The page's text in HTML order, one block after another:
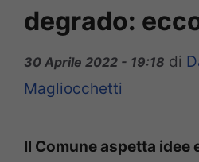
degrado:
30 Aprile 2022 - 19:18 di
Magliocchetti
Il Comune aspetta idee